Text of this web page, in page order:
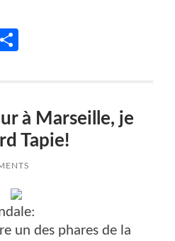
LinkedIn
à Marseille, je
Tapie!
un des phares de la